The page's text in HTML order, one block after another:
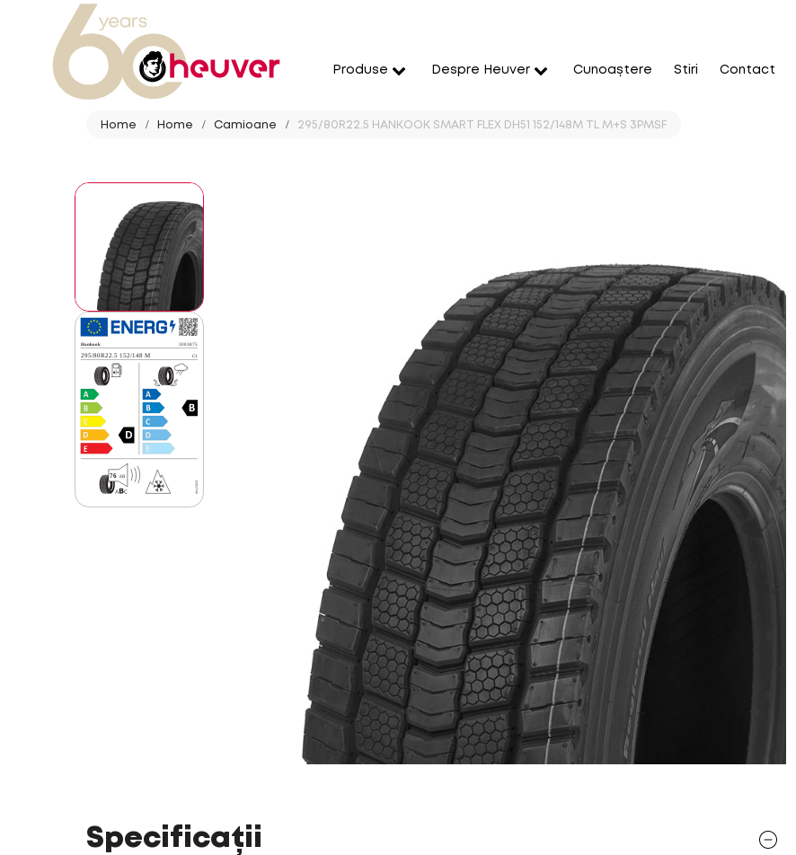
Produse Despre Heuver Cunoaștere Stiri Contact
Home Home Camioane 295/80R22.5 HANKOOK SMART FLEX DH51 152/148M TL M+S 3PMSF
Specificații